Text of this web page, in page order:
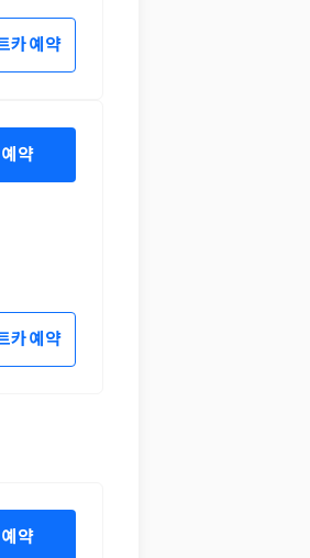
다.
카 예약
약
카 예약
약